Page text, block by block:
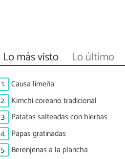
Lo más visto Lo último
1. Causa limeña
2. Kimchi coreano tradicional
3. Patatas salteadas con hierbas
4. Papas gratinadas
5. Berenjenas a la plancha